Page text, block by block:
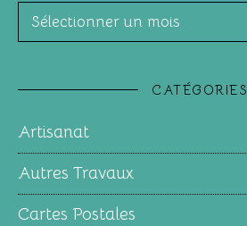
Archives
CATÉGORIES
Artisanat
Autres Travaux
Cartes Postales